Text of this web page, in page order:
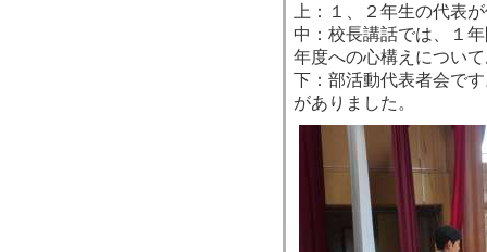
上：１、２年生の代表
中：校長講話では、１
年度への心構えについ
下：部活動代表者会で
がありました。